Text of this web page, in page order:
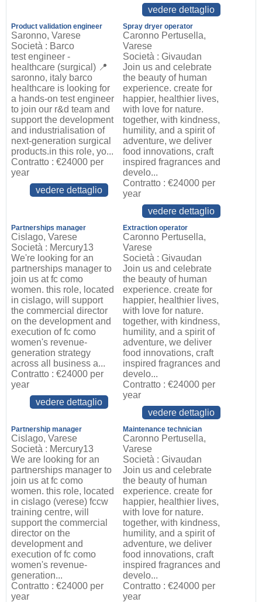
vedere dettaglio
Product validation engineer
Saronno, Varese
Società : Barco
test engineer -
healthcare (surgical) 📍
saronno, italy barco
healthcare is looking for
a hands-on test engineer
to join our r&d team and
support the development
and industrialisation of
next-generation surgical
products.in this role, yo...
Contratto : €24000 per
year
vedere dettaglio
Spray dryer operator
Caronno Pertusella,
Varese
Società : Givaudan
Join us and celebrate
the beauty of human
experience. create for
happier, healthier lives,
with love for nature.
together, with kindness,
humility, and a spirit of
adventure, we deliver
food innovations, craft
inspired fragrances and
develo...
Contratto : €24000 per
year
vedere dettaglio
Partnerships manager
Cislago, Varese
Società : Mercury13
We're looking for an
partnerships manager to
join us at fc como
women. this role, located
in cislago, will support
the commercial director
on the development and
execution of fc como
women's revenue-
generation strategy
across all business a...
Contratto : €24000 per
year
vedere dettaglio
Extraction operator
Caronno Pertusella,
Varese
Società : Givaudan
Join us and celebrate
the beauty of human
experience. create for
happier, healthier lives,
with love for nature.
together, with kindness,
humility, and a spirit of
adventure, we deliver
food innovations, craft
inspired fragrances and
develo...
Contratto : €24000 per
year
vedere dettaglio
Partnership manager
Cislago, Varese
Società : Mercury13
We are looking for an
partnerships manager to
join us at fc como
women. this role, located
in cislago (verese) fccw
training centre, will
support the commercial
director on the
development and
execution of fc como
women's revenue-
generation...
Contratto : €24000 per
year
Maintenance technician
Caronno Pertusella,
Varese
Società : Givaudan
Join us and celebrate
the beauty of human
experience. create for
happier, healthier lives,
with love for nature.
together, with kindness,
humility, and a spirit of
adventure, we deliver
food innovations, craft
inspired fragrances and
develo...
Contratto : €24000 per
year